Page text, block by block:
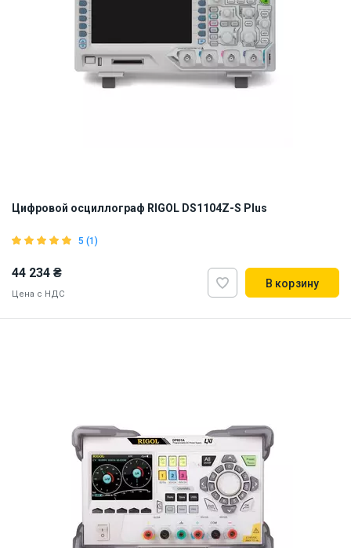
Цифровой осциллограф RIGOL DS1104Z-S Plus
5 (1)
44 234 ₴
Цена с НДС
В корзину